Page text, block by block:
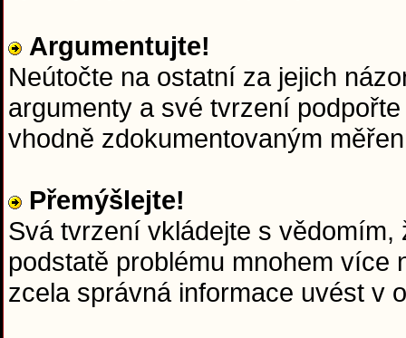
Argumentujte!
Neútočte na ostatní za jejich
argumenty a své tvrzení
vhodně zdokumentovaným
Přemýšlejte!
Svá tvrzení vkládejte s
podstatě problému mnohem více
zcela správná informace uvést v